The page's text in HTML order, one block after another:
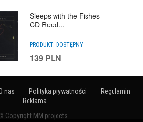
Sleeps with the Fishes
CD Reed...
PRODUKT: DOSTĘPNY
139 PLN
nas Polityka prywatności
Regulamin
Reklama
Copyright MM projects